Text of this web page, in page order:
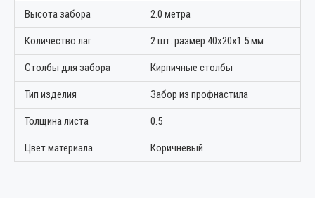
Высота забора 2.0 метра
Количество лаг 2 шт. размер 40х20х1.5 мм
Столбы для забора Кирпичные столбы
Тип изделия Забор из профнастила
Толщина листа 0.5
Цвет материала Коричневый